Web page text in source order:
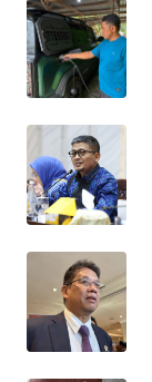
WAHANA
SPORT
WAHANA
WAHANA
SELEB
WAHANA
PERSONA
WAHANA